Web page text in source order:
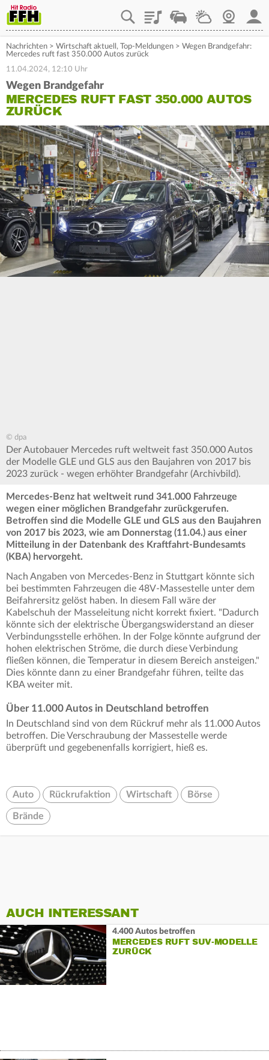
PlaylistStaupilotWetterWebcam
Nachrichten > Wirtschaft aktuell , Top-Meldungen > Wegen Brandgefahr:
Mercedes ruft fast 350.000 Autos zurück
11.04.2024, 12:10 Uhr
Wegen Brandgefahr
MERCEDES RUFT FAST 350.000 AUTOS
ZURÜCK
© dpa
Der Autobauer Mercedes ruft weltweit fast 350.000 Autos
der Modelle GLE und GLS aus den Baujahren von 2017 bis
2023 zurück - wegen erhöhter Brandgefahr (Archivbild).
Mercedes-Benz hat weltweit rund 341.000 Fahrzeuge
wegen einer möglichen Brandgefahr zurückgerufen.
Betroffen sind die Modelle GLE und GLS aus den Baujahren
von 2017 bis 2023, wie am Donnerstag (11.04.) aus einer
Mitteilung in der Datenbank des Kraftfahrt-Bundesamts
(KBA) hervorgeht.
Nach Angaben von Mercedes-Benz in Stuttgart könnte sich
bei bestimmten Fahrzeugen die 48V-Massestelle unter dem
Beifahrersitz gelöst haben. In diesem Fall wäre der
Kabelschuh der Masseleitung nicht korrekt fixiert. "Dadurch
könnte sich der elektrische Übergangswiderstand an dieser
Verbindungsstelle erhöhen. In der Folge könnte aufgrund der
hohen elektrischen Ströme, die durch diese Verbindung
fließen können, die Temperatur in diesem Bereich ansteigen."
Dies könnte dann zu einer Brandgefahr führen, teilte das
KBA weiter mit.
Über 11.000 Autos in Deutschland betroffen
In Deutschland sind von dem Rückruf mehr als 11.000 Autos
betroffen. Die Verschraubung der Massestelle werde
überprüft und gegebenenfalls korrigiert, hieß es.
Auto Rückrufaktion Wirtschaft Börse
Brände
AUCH INTERESSANT
4.400 Autos betroffen
MERCEDES RUFT SUV-MODELLE
ZURÜCK